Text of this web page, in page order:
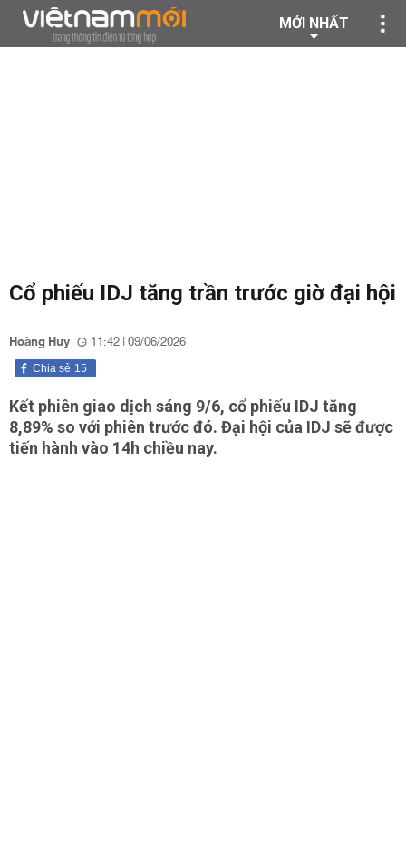
MỚI NHẤT
Cổ phiếu IDJ tăng trần trước giờ đại hội
Hoàng Huy 11:42 | 09/06/2026
15
Chia sẻ
Kết phiên giao dịch sáng 9/6, cổ phiếu IDJ tăng
8,89% so với phiên trước đó. Đại hội của IDJ sẽ được
tiến hành vào 14h chiều nay.